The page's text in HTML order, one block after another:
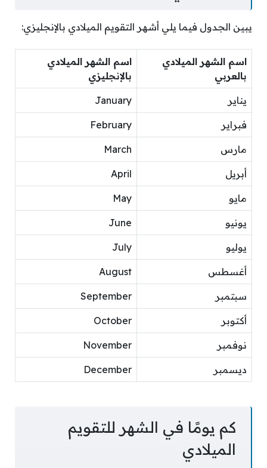
يبين الجدول فيما يلي أشهر التقويم الميلادي بالإنجليزي:
اسم الشهر الميلادي
بالعربي
اسم الشهر الميلادي
بالإنجليزي
يناير January
فبراير February
مارس March
أبريل April
مايو May
يونيو June
يوليو July
أغسطس August
سبتمبر September
أكتوبر October
نوفمبر November
ديسمبر December
كم يومًا في الشهر للتقويم
الميلادي